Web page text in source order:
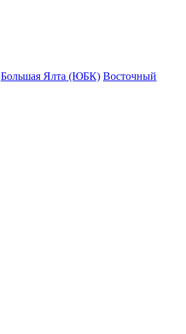
Большая Ялта (ЮБК) Восточный